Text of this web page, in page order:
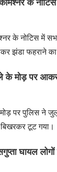
के नोटिस में
झंडा फहराने का
के मोड़ पर
पर पुलिस ने
टूट गया।
घायल